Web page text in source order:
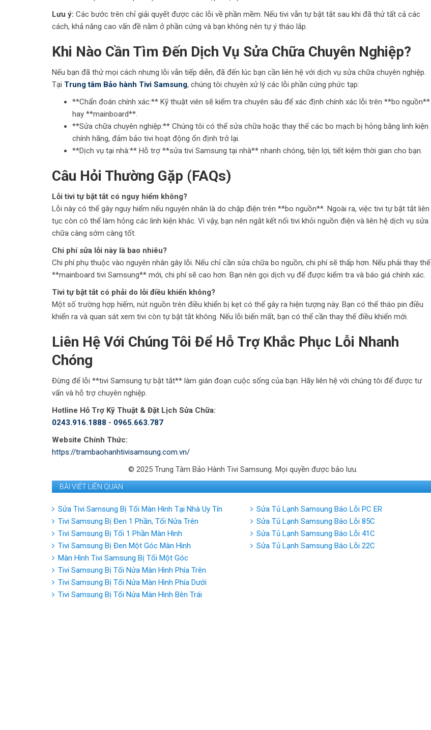
Lưu ý: Các bước trên chỉ giải quyết được các lỗi về phần mềm. Nếu tivi vẫn tự bật tắt sau khi đã thử tất cả các
cách, khả năng cao vấn đề nằm ở phần cứng và bạn không nên tự ý tháo lắp.
Khi Nào Cần Tìm Đến Dịch Vụ Sửa Chữa Chuyên Nghiệp?
Nếu bạn đã thử mọi cách nhưng lỗi vẫn tiếp diễn, đã đến lúc bạn cần liên hệ với dịch vụ sửa chữa chuyên nghiệp.
Tại Trung tâm Bảo hành Tivi Samsung, chúng tôi chuyên xử lý các lỗi phần cứng phức tạp:
**Chẩn đoán chính xác:** Kỹ thuật viên sẽ kiểm tra chuyên sâu để xác định chính xác lỗi trên **bo nguồn**
hay **mainboard**.
**Sửa chữa chuyên nghiệp:** Chúng tôi có thể sửa chữa hoặc thay thế các bo mạch bị hỏng bằng linh kiện
chính hãng, đảm bảo tivi hoạt động ổn định trở lại.
**Dịch vụ tại nhà:** Hỗ trợ **sửa tivi Samsung tại nhà** nhanh chóng, tiện lợi, tiết kiệm thời gian cho bạn.
Câu Hỏi Thường Gặp (FAQs)
Lỗi tivi tự bật tắt có nguy hiểm không?
Lỗi này có thể gây nguy hiểm nếu nguyên nhân là do chập điện trên **bo nguồn**. Ngoài ra, việc tivi tự bật tắt liên
tục còn có thể làm hỏng các linh kiện khác. Vì vậy, bạn nên ngắt kết nối tivi khỏi nguồn điện và liên hệ dịch vụ sửa
chữa càng sớm càng tốt.
Chi phí sửa lỗi này là bao nhiêu?
Chi phí phụ thuộc vào nguyên nhân gây lỗi. Nếu chỉ cần sửa chữa bo nguồn, chi phí sẽ thấp hơn. Nếu phải thay thế
**mainboard tivi Samsung** mới, chi phí sẽ cao hơn. Bạn nên gọi dịch vụ để được kiểm tra và báo giá chính xác.
Tivi tự bật tắt có phải do lỗi điều khiển không?
Một số trường hợp hiếm, nút nguồn trên điều khiển bị kẹt có thể gây ra hiện tượng này. Bạn có thể tháo pin điều
khiển ra và quan sát xem tivi còn tự bật tắt không. Nếu lỗi biến mất, bạn có thể cần thay thế điều khiển mới.
Liên Hệ Với Chúng Tôi Để Hỗ Trợ Khắc Phục Lỗi Nhanh
Chóng
Đừng để lỗi **tivi Samsung tự bật tắt** làm gián đoạn cuộc sống của bạn. Hãy liên hệ với chúng tôi để được tư
vấn và hỗ trợ chuyên nghiệp.
Hotline Hỗ Trợ Kỹ Thuật & Đặt Lịch Sửa Chữa:
0243.916.1888 - 0965.663.787
Website Chính Thức:
https://trambaohanhtivisamsung.com.vn/
© 2025 Trung Tâm Bảo Hành Tivi Samsung. Mọi quyền được bảo lưu.
BÀI VIẾT LIÊN QUAN
Sửa Tivi Samsung Bị Tối Màn Hình Tại Nhà Uy Tín
Tivi Samsung Bị Đen 1 Phần, Tối Nửa Trên
Tivi Samsung Bị Tối 1 Phần Màn Hình
Tivi Samsung Bị Đen Một Góc Màn Hình
Màn Hình Tivi Samsung Bị Tối Một Góc
Tivi Samsung Bị Tối Nửa Màn Hình Phía Trên
Tivi Samsung Bị Tối Nửa Màn Hình Phía Dưới
Tivi Samsung Bị Tối Nửa Màn Hình Bên Trái
Sửa Tủ Lạnh Samsung Báo Lỗi PC ER
Sửa Tủ Lạnh Samsung Báo Lỗi 85C
Sửa Tủ Lạnh Samsung Báo Lỗi 41C
Sửa Tủ Lạnh Samsung Báo Lỗi 22C